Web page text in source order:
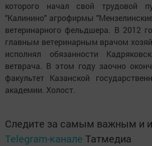
которого начал свой трудовой
"Калинино" агрофирмы
ветеринарного фельдшера. В 2012
главным ветеринарным врачом
исполнял обязанности
ветврача. В этом году заочно
факультет Казанской
академии. Холост.
Следите за самым важным и
Telegram-канале Татмедиа